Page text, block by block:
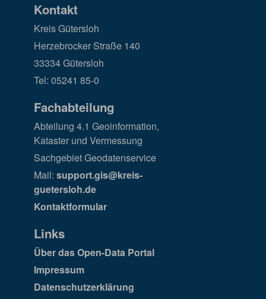
Kontakt
Kreis Gütersloh
Herzebrocker Straße 140
33334 Gütersloh
Tel: 05241 85-0
Fachabteilung
Abteilung 4.1 Geoinformation,
Kataster und Vermessung
Sachgebiet Geodatenservice
Mail: support.gis@kreis-
guetersloh.de
Kontaktformular
Links
Über das Open-Data Portal
Impressum
Datenschutzerklärung